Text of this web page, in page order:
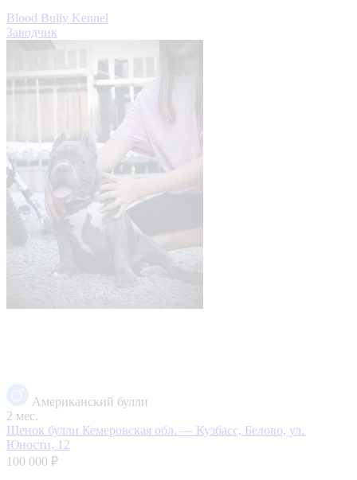
Blood Bully Kennel
Заводчик
Американский булли
2 мес.
Щенок булли Кемеровская обл. — Кузбасс, Белово, ул.
Юности, 12
100 000 ₽